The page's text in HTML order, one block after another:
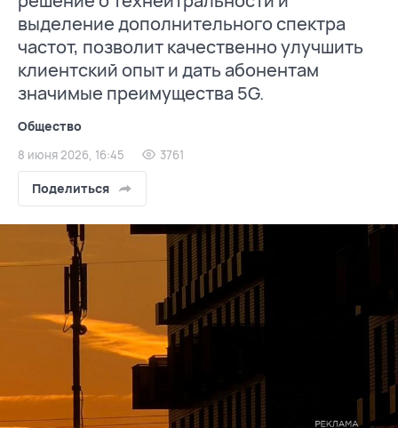
выделение дополнительного спектра
частот, позволит качественно улучшить
клиентский опыт и дать абонентам
значимые преимущества 5G.
Общество
8 июня 2026, 16:45 3761
Поделиться